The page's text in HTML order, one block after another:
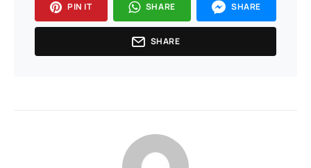
PIN IT SHARE SHARE
SHARE